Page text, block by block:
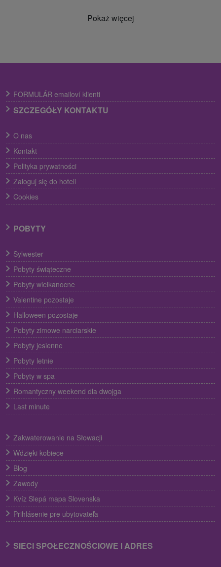
Pokaż więcej
FORMULÁR emailoví klienti
SZCZEGÓŁY KONTAKTU
O nas
Kontakt
Polityka prywatności
Zaloguj się do hoteli
Cookies
POBYTY
Sylwester
Pobyty świąteczne
Pobyty wielkanocne
Valentine pozostaje
Halloween pozostaje
Pobyty zimowe narciarskie
Pobyty jesienne
Pobyty letnie
Pobyty w spa
Romantyczny weekend dla dwojga
Last minute
Zakwaterowanie na Słowacji
Wdzięki kobiece
Blog
Zawody
Kvíz Slepá mapa Slovenska
Prihlásenie pre ubytovateľa
SIECI SPOŁECZNOŚCIOWE I ADRES